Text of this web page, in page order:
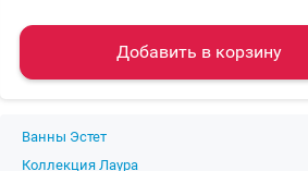
Добавить в корзину
Ванны Эстет
Коллекция Лаура